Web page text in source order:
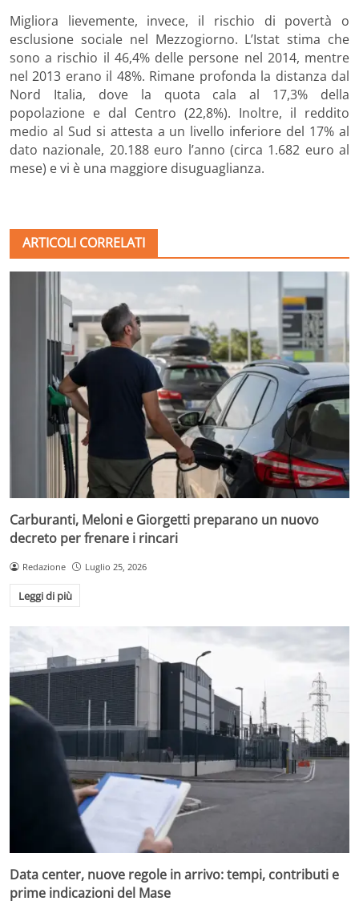
Migliora lievemente, invece, il rischio di povertà o
esclusione sociale nel Mezzogiorno. L’Istat stima che
sono a rischio il 46,4% delle persone nel 2014, mentre
nel 2013 erano il 48%. Rimane profonda la distanza dal
Nord Italia, dove la quota cala al 17,3% della
popolazione e dal Centro (22,8%). Inoltre, il reddito
medio al Sud si attesta a un livello inferiore del 17% al
dato nazionale, 20.188 euro l’anno (circa 1.682 euro al
mese) e vi è una maggiore disuguaglianza.
ARTICOLI CORRELATI
Carburanti, Meloni e Giorgetti preparano un nuovo
decreto per frenare i rincari
Redazione Luglio 25, 2026
Leggi di più
Data center, nuove regole in arrivo: tempi, contributi e
prime indicazioni del Mase